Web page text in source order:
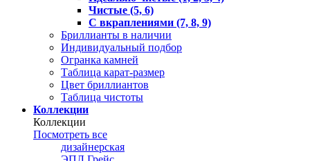
Чистые (5, 6)
С вкраплениями (7, 8, 9)
Бриллианты в наличии
Индивидуальный подбор
Огранка камней
Таблица карат-размер
Цвет бриллиантов
Таблица чистоты
Коллекции
Коллекции
Посмотреть все
дизайнерская